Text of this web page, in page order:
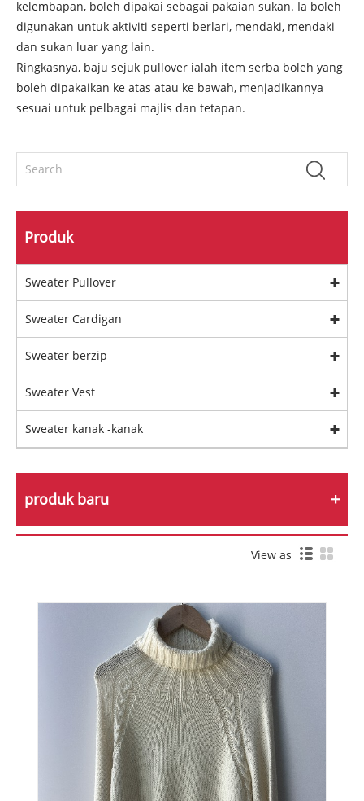
kelembapan, boleh dipakai sebagai pakaian sukan. Ia boleh
digunakan untuk aktiviti seperti berlari, mendaki, mendaki
dan sukan luar yang lain.
Ringkasnya, baju sejuk pullover ialah item serba boleh yang
boleh dipakaikan ke atas atau ke bawah, menjadikannya
sesuai untuk pelbagai majlis dan tetapan.
Produk
Sweater Pullover
Sweater Cardigan
Sweater berzip
Sweater Vest
Sweater kanak -kanak
produk baru
View as